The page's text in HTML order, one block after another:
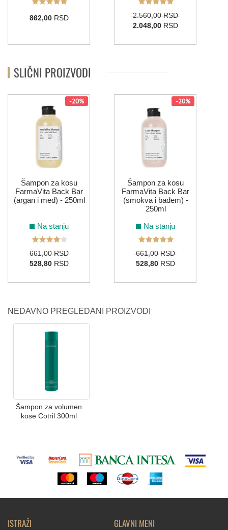
862,00RSD
2.560,00 RSD
2.048,00RSD
SLIČNI PROIZVODI
-20%
Šampon za kosu
FarmaVita Back Bar
(argan i med) - 250ml
Na stanju
661,00 RSD
528,80RSD
-20%
Šampon za kosu
FarmaVita Back Bar
(smokva i badem) -
250ml
Na stanju
661,00 RSD
528,80RSD
NEDAVNO PREGLEDANI PROIZVODI
Šampon za volumen
kose Cotril 300ml
ISTRAŽI GLAVNI MENI